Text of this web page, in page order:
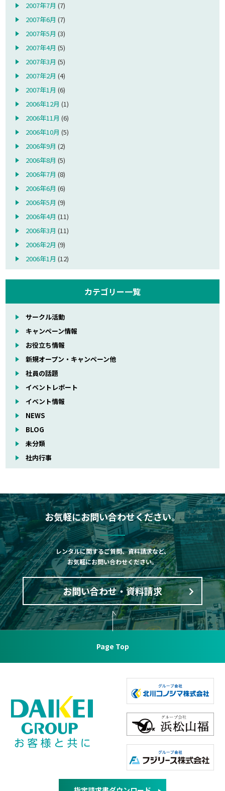
2007年7月 (7)
2007年6月 (7)
2007年5月 (3)
2007年4月 (5)
2007年3月 (5)
2007年2月 (4)
2007年1月 (6)
2006年12月 (1)
2006年11月 (6)
2006年10月 (5)
2006年9月 (2)
2006年8月 (5)
2006年7月 (8)
2006年6月 (6)
2006年5月 (9)
2006年4月 (11)
2006年3月 (11)
2006年2月 (9)
2006年1月 (12)
カテゴリー一覧
サークル活動
キャンペーン情報
お役立ち情報
新規オープン・キャンペーン他
社員の話題
イベントレポート
イベント情報
NEWS
BLOG
未分類
社内行事
お気軽にお問い合わせください。
レンタルに関するご質問、資料請求など、
お気軽にお問い合わせください。
お問い合わせ・資料請求
Page Top